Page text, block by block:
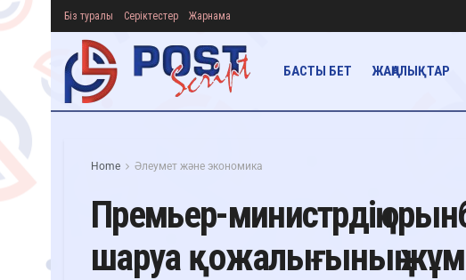
Біз туралы Серіктестер Жарнама
БАСТЫ БЕТ ЖАҢАЛЫҚТАР
Home Әлеумет және экономика
Премьер-министрдің
шаруа қожалығының